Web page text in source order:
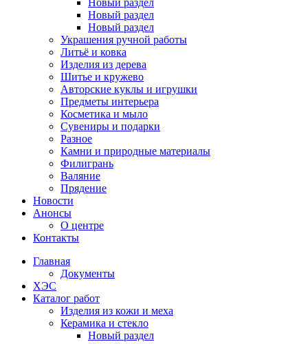
Новый раздел
Новый раздел
Новый раздел
Украшения ручной работы
Литьё и ковка
Изделия из дерева
Шитье и кружево
Авторские куклы и игрушки
Предметы интерьера
Косметика и мыло
Сувениры и подарки
Разное
Камни и природные материалы
Филигрань
Валяние
Прядение
Новости
Анонсы
О центре
Контакты
Главная
Документы
ХЭС
Каталог работ
Изделия из кожи и меха
Керамика и стекло
Новый раздел